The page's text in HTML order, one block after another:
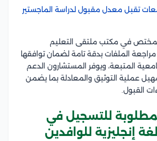
تقبل معدل مقبول لدراسة الماجستير
في مكتب ملتقى التعليم
الملفات بدقة تامة لضمان توافقها
المتبعة، ويوفر المستشارون الدعم
عملية التوثيق والمعادلة بما يضمن
القبول.
للتسجيل في
إنجليزية للوافدين